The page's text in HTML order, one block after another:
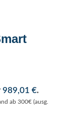
989,01 €.
ab 300€ (ausg.